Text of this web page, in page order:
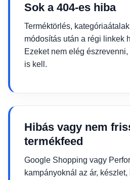
Sok a 404-es hiba
Terméktörlés,
módosítás után a régi linkek
Ezeket nem elég
is kell.
Hibás vagy nem
termékfeed
Google Shopping vagy
kampányoknál az ár,